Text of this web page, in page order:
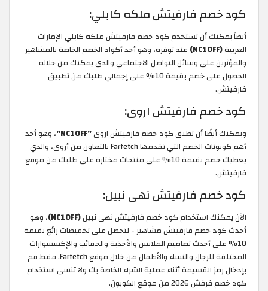
كود خصم فارفيتش ملكه كابلي:
أيضاً يمكنك أن تستخدم كود خصم فارفيتش ملكه كابلي الإمارات
العربية(NC10FF)
عند توفره، وهو أحد أكواد الخصم الخاصة بالمشاهير
والمؤثرين على وسائل التواصل الاجتماعي والذي يمكنك من خلاله
الحصول على خصم بقيمة 10% على إجمالي طلبك من تطبيق
فارفيتش.
كود خصم فارفيتش اروى:
ويمكنك أيضًا أن تطبق كود خصم فارفيتش اروى"NC10FF"
، وهو أحد
أهم كوبونات الخصم التي تقدمها Farfetch بالتعاون من أروى، والذي
يعطيك خصم بقيمة 10% على منتجات مختارة على طلبك من موقع
فارفيتش.
كود خصم فارفيتش نهى نبيل:
الآن يمكنك استخدام كود خصم فارفيتش نهى نبيل(NC10FF)
، وهو
أحدث كود خصم فارفيتش مشاهير - لتحصل على تخفيضات رائع بقيمة
10% على أحدث تصاميم الملابس والأحذية والحقائب والإكسسوارات
المختلفة للرجال والنساء والأطفال من خلال موقع Farfetch. فقط قم
بإدخال رمز القسيمة أثناء عملية الشراء الخاصة بك ولا تنسى استخدام
كود خصم فرفش 2026 من موقع الكوبون.